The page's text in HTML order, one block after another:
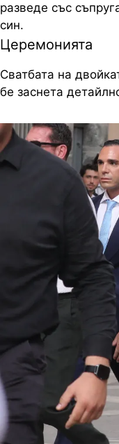
разведе със
син.
Церемонията
Сватбата на
бе заснета